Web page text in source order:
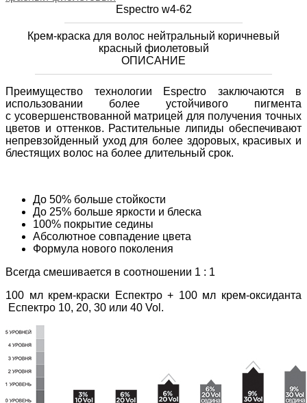
Espectro w4-62
Крем-краска для волос нейтральный коричневый
красный фиолетовый
ОПИСАНИЕ
Преимущество технологии Espectro заключаются в
использовании более устойчивого пигмента
с усовершенствованной матрицей для получения точных
цветов и оттенков. Растительные липиды обеспечивают
непревзойденный уход для более здоровых, красивых и
блестящих волос на более длительный срок.
До 50% больше стойкости
До 25% больше яркости и блеска
100% покрытие седины
Абсолютное совпадение цвета
Формула нового поколения
Всегда смешивается в соотношении 1 : 1
100 мл крем-краски Еспектро + 100 мл крем-оксиданта
Еспектро 10, 20, 30 или 40 Vol.